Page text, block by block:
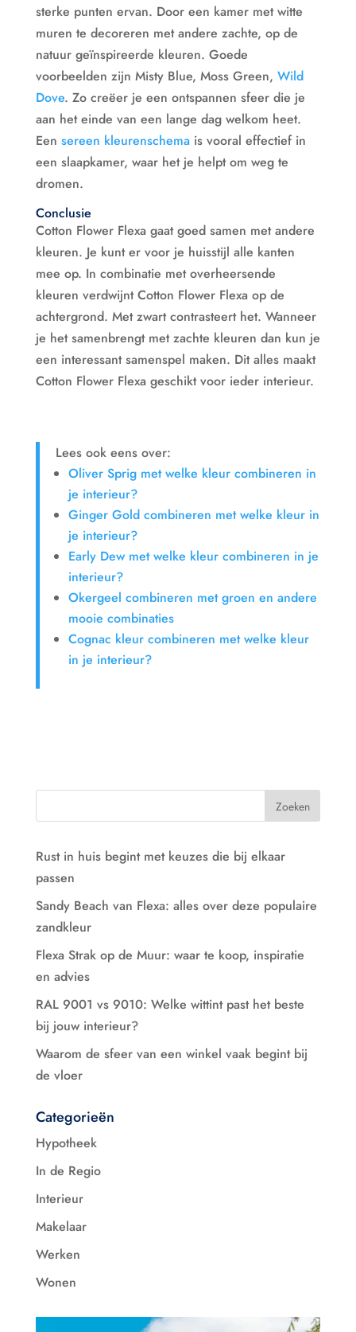
sterke punten ervan. Door een kamer met witte
muren te decoreren met andere zachte, op de
natuur geïnspireerde kleuren. Goede
voorbeelden zijn Misty Blue, Moss Green, Wild
Dove. Zo creëer je een ontspannen sfeer die je
aan het einde van een lange dag welkom heet.
Een sereen kleurenschemais vooral effectief in
een slaapkamer, waar het je helpt om weg te
dromen.
Conclusie
Cotton Flower Flexa gaat goed samen met andere
kleuren. Je kunt er voor je huisstijl alle kanten
mee op. In combinatie met overheersende
kleuren verdwijnt Cotton Flower Flexa op de
achtergrond. Met zwart contrasteert het. Wanneer
je het samenbrengt met zachte kleuren dan kun je
een interessant samenspel maken. Dit alles maakt
Cotton Flower Flexa geschikt voor ieder interieur.
Lees ook eens over:
Oliver Sprig met welke kleur combineren in
je interieur?
Ginger Gold combineren met welke kleur in
je interieur?
Early Dew met welke kleur combineren in je
interieur?
Okergeel combineren met groen en andere
mooie combinaties
Cognac kleur combineren met welke kleur
in je interieur?
Rust in huis begint met keuzes die bij elkaar
passen
Sandy Beach van Flexa: alles over deze populaire
zandkleur
Flexa Strak op de Muur: waar te koop, inspiratie
en advies
RAL 9001 vs 9010: Welke wittint past het beste
bij jouw interieur?
Waarom de sfeer van een winkel vaak begint bij
de vloer
Categorieën
Hypotheek
In de Regio
Interieur
Makelaar
Werken
Wonen